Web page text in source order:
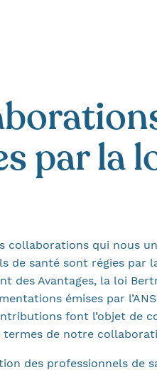
par la
collaborations qui nous
de santé sont régies par
des Avantages, la loi
émises par
font l’objet de
de notre
des professionnels de